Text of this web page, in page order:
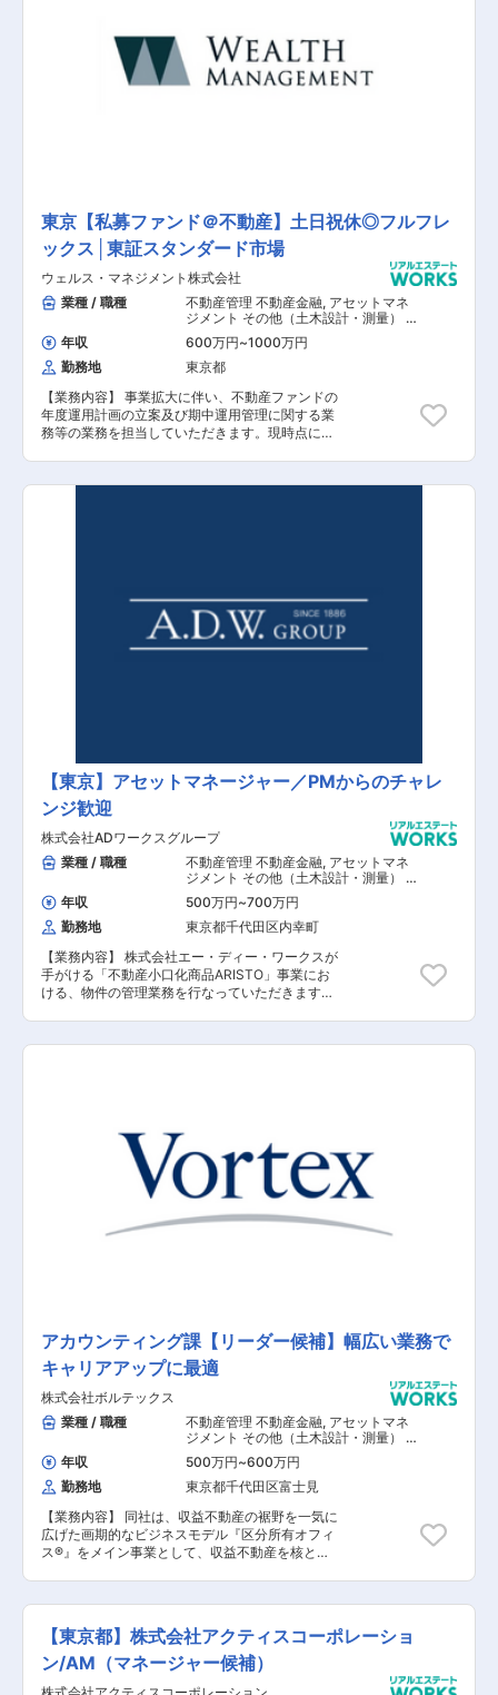
ジメントビジネスを核として事業を展開している
ウェルス・マネジメント株式会社（2022年4月東
証スタンダード市場上場）のグループ会社です。
少数精鋭のブティック型資産運用会社であること
を可能にするため、同社は広範囲かつ細やかなネ
ットワークを構築しています。 【同社の魅力】
全社員の顔が見えやすく、風通しの良い社風で
す。また有給以外にも5日連続で取得できるリフ
レッシュ休暇やコアタイム無しのフル・フレック
スなので、ご自身の裁量で出勤時間を調整出来ま
す。その他にも資格支援、住宅手当、フリードリ
ンクなどの福利厚生がございます。
東京【私募ファンド＠不動産】土日祝休◎フルフレ
ックス│東証スタンダード市場
ウェルス・マネジメント株式会社
業種 / 職種
不動産管理 不動産金融, アセットマネ
ジメント その他（土木設計・測量） そ
の他（建築設計・積算）
年収 600万円~1000万円
勤務地
東京都
【業務内容】 事業拡大に伴い、不動産ファンドの
年度運用計画の立案及び期中運用管理に関する業
務等の業務を担当していただきます。現時点にお
般の期中運用にかかる業務に従事していただくこ
管理の他、信託銀行への支払指図等の銀行対応も
含む。） ■不動産ファンドの運用財産の運用状況
の報告に関する業務 （期中の投資家リレーショ
に注力する現在の体制を構築しております。「快
適な時間と空間づくりを通して、日本の魅力と文
化を、「体験価値」として提供し、あらゆるお客
かな社会の発展に貢献する」ことを理念として業
務を推進しており、2022年4月には、東証スタン
ダード市場に上場しております。ホールディング
スとして、グループ会社の経営管理を行うほか、
グループ会社が組成するファンドスキームへの自
己投資を行っています。現在は、主に不動産金融
を営むリシェス・マネジメント株式会社、ウェル
ス・リアルティ・マネジメント株式会社と、ホテ
ル運営事業を行うワールド・ブランズ・コレクシ
ョン ホテルズ＆リゾーツ株式会社の子会社三社を
中心に業務展開をはかり、お客様のサポートを行
生がございます。※ウェルス・リアルティ・マネ
ジメント株式会社に在籍出向となります。 勤務地
や給与など条件に変更ありません。
【東京】アセットマネージャー／PMからのチャレ
ンジ歓迎
株式会社ADワークスグループ
業種 / 職種
不動産管理 不動産金融, アセットマネ
ジメント その他（土木設計・測量） そ
の他（建築設計・積算）
年収 500万円~700万円
勤務地
東京都千代田区内幸町
【業務内容】 株式会社エー・ディー・ワークスが
手がける「不動産小口化商品ARISTO」事業にお
ける、物件の管理業務を行なっていただきます。
当するため、物件のアセットマネジメントの立場
山」 ■「ARISTO高円寺」 ■「ARISTO虎ノ門」
【担当者コメント】 個人富裕層に向けた不動産投
資/経営のためのソリューションに特化しており、
プロパティマネジメント業務とアセットマネジメ
有のニーズに的確に応えており、非常にやりがい
がある仕事になります。
アカウンティング課【リーダー候補】幅広い業務で
キャリアアップに最適
株式会社ボルテックス
業種 / 職種
不動産管理 不動産金融, アセットマネ
ジメント その他（土木設計・測量） そ
の他（建築設計・積算）
年収 500万円~600万円
勤務地
東京都千代田区富士見
【業務内容】 同社は、収益不動産の裾野を一気に
広げた画期的なビジネスモデル『区分所有オフィ
ス®』をメイン事業として、収益不動産を核とし
候補）》として、オーナー様へ送付する毎月の収
支レポート作成業務や請求書作成、その他マネジ
メント業務などを行って頂きます。 【具体的な業
務内容】 ■収支チーム（オーナー送金関連）、請
求・入金チーム（テナント関連）、更新・支払チ
【東京都】株式会社アクティスコーポレーショ
ン/AM（マネージャー候補）